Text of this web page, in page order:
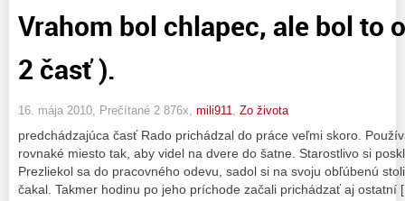
Vrahom bol chlapec, ale bol to
2 časť ).
16. mája 2010, Prečítané 2 876x, mili911 Zo života
predchádzajúca časť Rado prichádzal do práce veľmi skoro.
rovnaké miesto tak, aby videl na dvere do šatne. Starostlivo si
Prezliekol sa do pracovného odevu, sadol si na svoju obľúbenú
čakal. Takmer hodinu po jeho príchode začali prichádzať aj ostatní